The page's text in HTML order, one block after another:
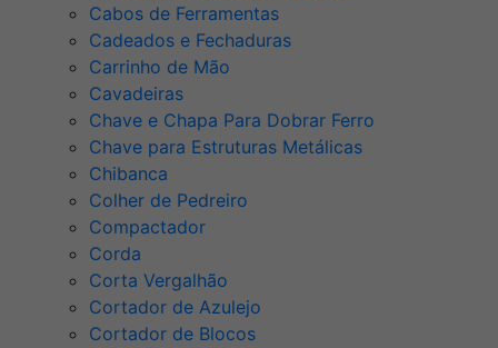
Cabos de Ferramentas
Cadeados e Fechaduras
Carrinho de Mão
Cavadeiras
Chave e Chapa Para Dobrar Ferro
Chave para Estruturas Metálicas
Chibanca
Colher de Pedreiro
Compactador
Corda
Corta Vergalhão
Cortador de Azulejo
Cortador de Blocos